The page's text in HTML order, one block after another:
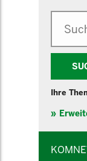
Ihre